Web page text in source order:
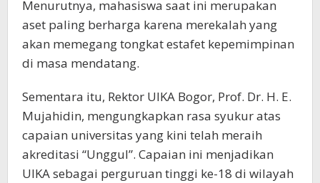
​Menurutnya, mahasiswa saat ini merupakan
aset paling berharga karena merekalah yang
akan memegang tongkat estafet kepemimpinan
di masa mendatang.
​Sementara itu, Rektor UIKA Bogor, Prof. Dr. H. E.
Mujahidin, mengungkapkan rasa syukur atas
capaian universitas yang kini telah meraih
akreditasi “Unggul”. Capaian ini menjadikan
UIKA sebagai perguruan tinggi ke-18 di wilayah